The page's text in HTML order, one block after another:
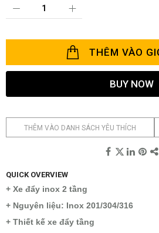
THÊM VÀO
BUY NOW
THÊM VÀO DANH SÁCH YÊU THÍCH
QUICK OVERVIEW
+ Xe đẩy inox 2 tầng
+ Nguyên liệu: Inox 201/304/316
+ Thiết kế xe đẩy tầng